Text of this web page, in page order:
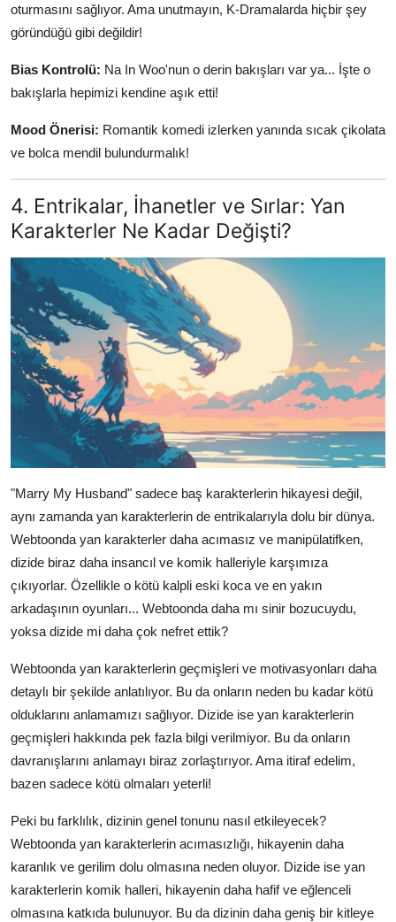
oturmasını sağlıyor. Ama unutmayın, K-Dramalarda hiçbir şey
göründüğü gibi değildir!
Bias Kontrolü: Na In Woo'nun o derin bakışları var ya... İşte o
bakışlarla hepimizi kendine aşık etti!
Mood Önerisi: Romantik komedi izlerken yanında sıcak çikolata
ve bolca mendil bulundurmalık!
4. Entrikalar, İhanetler ve Sırlar: Yan
Karakterler Ne Kadar Değişti?
"Marry My Husband" sadece baş karakterlerin hikayesi değil,
aynı zamanda yan karakterlerin de entrikalarıyla dolu bir dünya.
Webtoonda yan karakterler daha acımasız ve manipülatifken,
dizide biraz daha insancıl ve komik halleriyle karşımıza
çıkıyorlar. Özellikle o kötü kalpli eski koca ve en yakın
arkadaşının oyunları... Webtoonda daha mı sinir bozucuydu,
yoksa dizide mi daha çok nefret ettik?
Webtoonda yan karakterlerin geçmişleri ve motivasyonları daha
detaylı bir şekilde anlatılıyor. Bu da onların neden bu kadar kötü
olduklarını anlamamızı sağlıyor. Dizide ise yan karakterlerin
geçmişleri hakkında pek fazla bilgi verilmiyor. Bu da onların
davranışlarını anlamayı biraz zorlaştırıyor. Ama itiraf edelim,
bazen sadece kötü olmaları yeterli!
Peki bu farklılık, dizinin genel tonunu nasıl etkileyecek?
Webtoonda yan karakterlerin acımasızlığı, hikayenin daha
karanlık ve gerilim dolu olmasına neden oluyor. Dizide ise yan
karakterlerin komik halleri, hikayenin daha hafif ve eğlenceli
olmasına katkıda bulunuyor. Bu da dizinin daha geniş bir kitleye